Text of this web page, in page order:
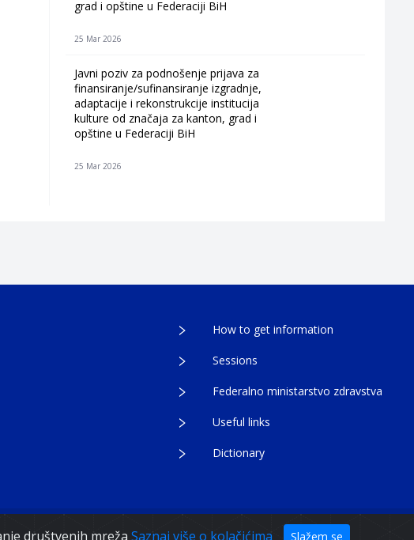
društvenih mreža Saznaj više o kolačićima Slažem se
grad i opštine u Federaciji BiH
25 Mar 2026
Javni poziv za podnošenje prijava za
finansiranje/sufinansiranje izgradnje,
adaptacije i rekonstrukcije institucija
kulture od značaja za kanton, grad i
opštine u Federaciji BiH
25 Mar 2026
How to get information
Sessions
Federalno ministarstvo zdravstva
Useful links
Dictionary
Herzegovina